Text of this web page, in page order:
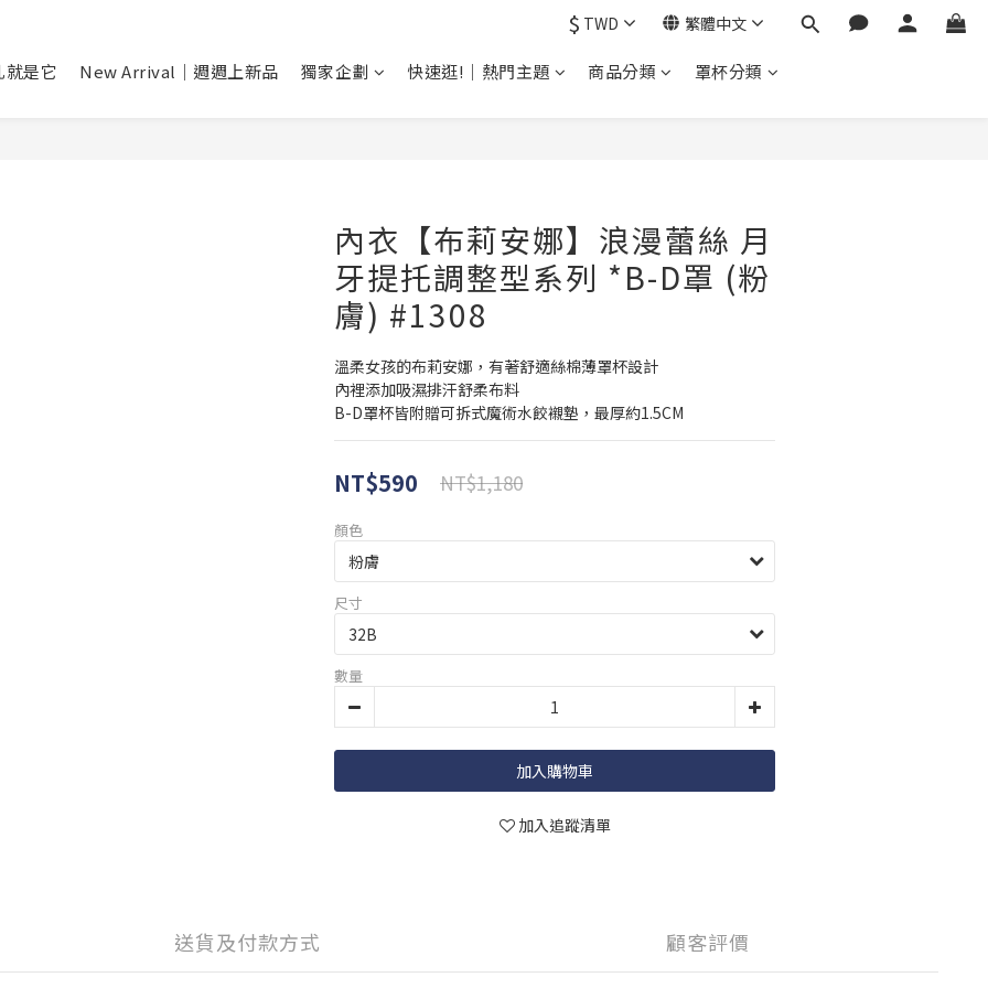
$ TWD 繁體中文
就是它 New Arrival｜週週上新品 獨家企劃 快速逛!｜熱門主題 商品分類 罩杯分類
內衣【布莉安娜】浪漫蕾絲 月
牙提托調整型系列 *B-D罩 (粉
膚) #1308
溫柔女孩的布莉安娜，有著舒適絲棉薄罩杯設計
內裡添加吸濕排汗舒柔布料
B-D罩杯皆附贈可拆式魔術水餃襯墊，最厚約1.5CM
NT$590 NT$1,180
顏色
尺寸
數量
加入購物車
加入追蹤清單
送貨及付款方式 顧客評價